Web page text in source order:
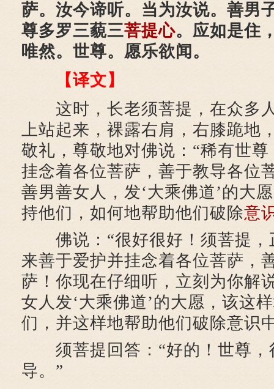
萨。汝今谛听。当为汝说。善男
尊多罗三藐三菩提心。应如是住
唯然。世尊。愿乐欲闻。
【译文】
这时，长老须菩提，在众多
上站起来，裸露右肩，右膝跪地
敬礼，尊敬地对佛说：“稀有世
挂念着各位菩萨，善于教导各位
善男善女人，发‘大乘佛道’的大
持他们，如何地帮助他们破除意
佛说：“很好很好！须菩提，
来善于爱护并挂念着各位菩萨，
萨！你现在仔细听，立刻为你解
女人发‘大乘佛道’的大愿，该这
们，并这样地帮助他们破除意识
须菩提回答：“好的！世尊，
导。”